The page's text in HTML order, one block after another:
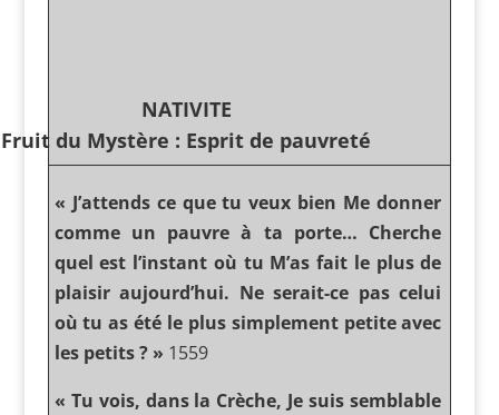
NATIVITE
Fruit du Mystère : Esprit de pauvreté
« J’attends ce que tu veux bien Me donner
comme un pauvre à ta porte… Cherche
quel est l’instant où tu M’as fait le plus de
plaisir aujourd’hui. Ne serait-ce pas celui
où tu as été le plus simplement petite avec
les petits ? » 1559
« Tu vois, dans la Crèche, Je suis semblable